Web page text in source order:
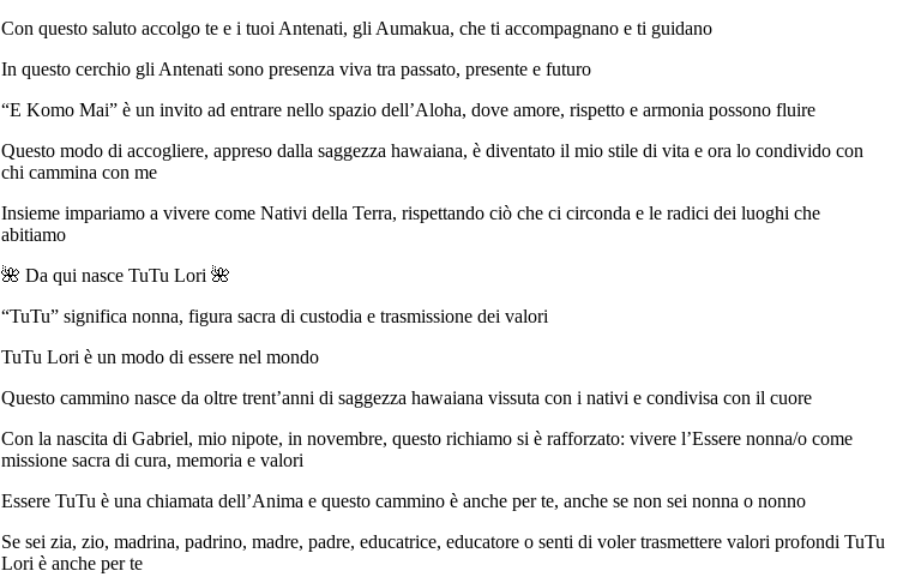
Con questo saluto accolgo te e i tuoi Antenati, gli Aumakua, che ti accompagnano e ti guidano
In questo cerchio gli Antenati sono presenza viva tra passato, presente e futuro
“E Komo Mai” è un invito ad entrare nello spazio dell’Aloha, dove amore, rispetto e armonia possono fluire
Questo modo di accogliere, appreso dalla saggezza hawaiana, è diventato il mio stile di vita e ora lo condivido con
chi cammina con me
Insieme impariamo a vivere come Nativi della Terra, rispettando ciò che ci circonda e le radici dei luoghi che
abitiamo
🌺 Da qui nasce TuTu Lori 🌺
“TuTu” significa nonna, figura sacra di custodia e trasmissione dei valori
TuTu Lori è un modo di essere nel mondo
Questo cammino nasce da oltre trent’anni di saggezza hawaiana vissuta con i nativi e condivisa con il cuore
Con la nascita di Gabriel, mio nipote, in novembre, questo richiamo si è rafforzato: vivere l’Essere nonna/o come
missione sacra di cura, memoria e valori
Essere TuTu è una chiamata dell’Anima e questo cammino è anche per te, anche se non sei nonna o nonno
Se sei zia, zio, madrina, padrino, madre, padre, educatrice, educatore o senti di voler trasmettere valori profondi TuTu
Lori è anche per te